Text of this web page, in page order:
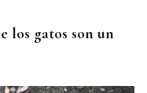
los gatos son un